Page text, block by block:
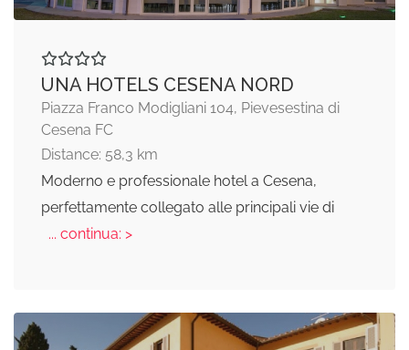
UNA HOTELS CESENA NORD
Piazza Franco Modigliani 104, Pievesestina di
Cesena FC
Distance: 58,3 km
Moderno e professionale hotel a Cesena,
perfettamente collegato alle principali vie di
... continua: >